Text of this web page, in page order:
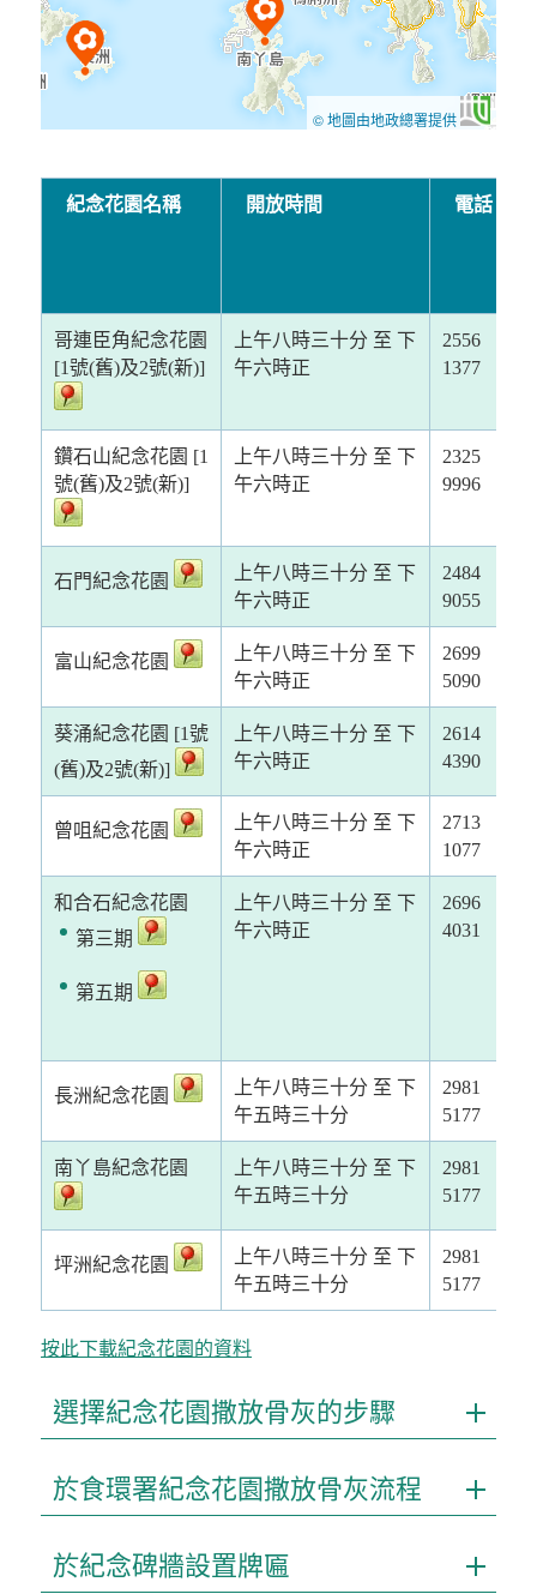
© 地圖由地政總署提供
紀念花園名稱 開放時間 電話
哥連臣角紀念花園
[1號(舊)及2號(新)]
上午八時三十分 至 下
午六時正
2556
1377
鑽石山紀念花園 [1
號(舊)及2號(新)]
上午八時三十分 至 下
午六時正
2325
9996
石門紀念花園
上午八時三十分 至 下
午六時正
2484
9055
富山紀念花園
上午八時三十分 至 下
午六時正
2699
5090
葵涌紀念花園 [1號
(舊)及2號(新)]
上午八時三十分 至 下
午六時正
2614
4390
曾咀紀念花園
上午八時三十分 至 下
午六時正
2713
1077
和合石紀念花園
第三期
第五期
上午八時三十分 至 下
午六時正
2696
4031
長洲紀念花園
上午八時三十分 至 下
午五時三十分
2981
5177
南丫島紀念花園
上午八時三十分 至 下
午五時三十分
2981
5177
坪洲紀念花園
上午八時三十分 至 下
午五時三十分
2981
5177
按此下載紀念花園的資料
選擇紀念花園撒放骨灰的步驟
於食環署紀念花園撒放骨灰流程
於紀念碑牆設置牌匾